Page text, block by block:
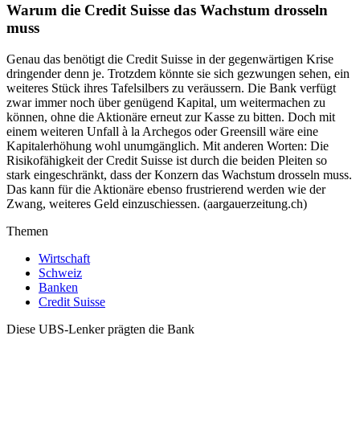
Warum die Credit Suisse das Wachstum drosseln
muss
Genau das benötigt die Credit Suisse in der gegenwärtigen Krise
dringender denn je. Trotzdem könnte sie sich gezwungen sehen, ein
weiteres Stück ihres Tafelsilbers zu veräussern. Die Bank verfügt
zwar immer noch über genügend Kapital, um weitermachen zu
können, ohne die Aktionäre erneut zur Kasse zu bitten. Doch mit
einem weiteren Unfall à la Archegos oder Greensill wäre eine
Kapitalerhöhung wohl unumgänglich. Mit anderen Worten: Die
Risikofähigkeit der Credit Suisse ist durch die beiden Pleiten so
stark eingeschränkt, dass der Konzern das Wachstum drosseln muss.
Das kann für die Aktionäre ebenso frustrierend werden wie der
Zwang, weiteres Geld einzuschiessen. (aargauerzeitung.ch)
Themen
Wirtschaft
Schweiz
Banken
Credit Suisse
Diese UBS-Lenker prägten die Bank